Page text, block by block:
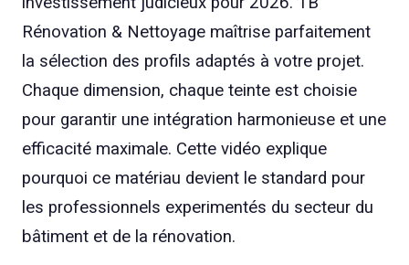
Rénovation & Nettoyage maîtrise parfaitement
la sélection des profils adaptés à votre projet.
Chaque dimension, chaque teinte est choisie
pour garantir une intégration harmonieuse et une
efficacité maximale. Cette vidéo explique
pourquoi ce matériau devient le standard pour
les professionnels experimen­tés du secteur du
bâtiment et de la rénovation.